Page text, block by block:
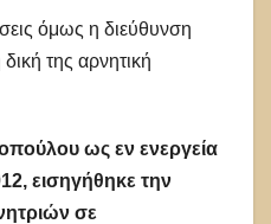
όμως η διεύθυνση
της αρνητική
ως εν ενεργεία
εισηγήθηκε την
σε